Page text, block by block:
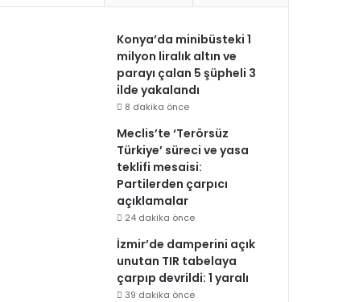
Konya’da minibüsteki 1
milyon liralık altın ve
parayı çalan 5 şüpheli 3
ilde yakalandı
8 dakika önce
Meclis’te ‘Terörsüz
Türkiye’ süreci ve yasa
teklifi mesaisi:
Partilerden çarpıcı
açıklamalar
24 dakika önce
İzmir’de damperini açık
unutan TIR tabelaya
çarpıp devrildi: 1 yaralı
39 dakika önce